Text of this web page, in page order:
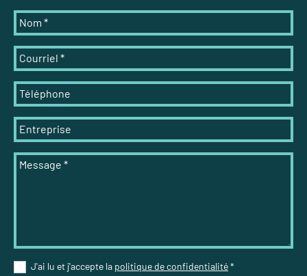
Nom *
Courriel *
Téléphone
Entreprise
Message *
J'ai lu et j'accepte la politique de confidentialité*